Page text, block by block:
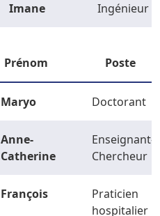
Imane Ingénieur
Prénom Poste
Maryo Doctorant
Anne-
Catherine
Enseignant-
Chercheur
François
Praticien
hospitalier